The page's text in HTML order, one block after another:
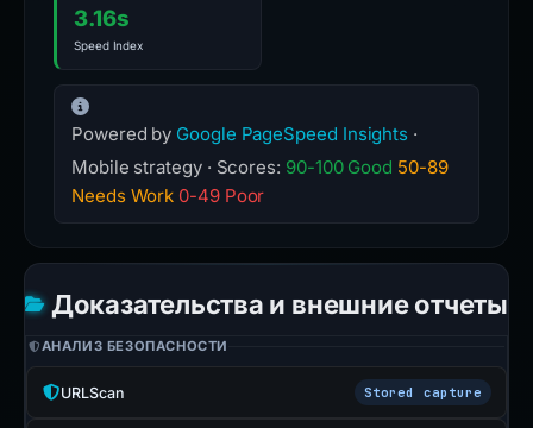
3.16s
Speed Index
Powered by Google PageSpeed Insights ·
Mobile strategy · Scores: 90-100 Good 50-89
Needs Work 0-49 Poor
Доказательства и внешние отчеты
АНАЛИЗ БЕЗОПАСНОСТИ
URLScan Stored capture